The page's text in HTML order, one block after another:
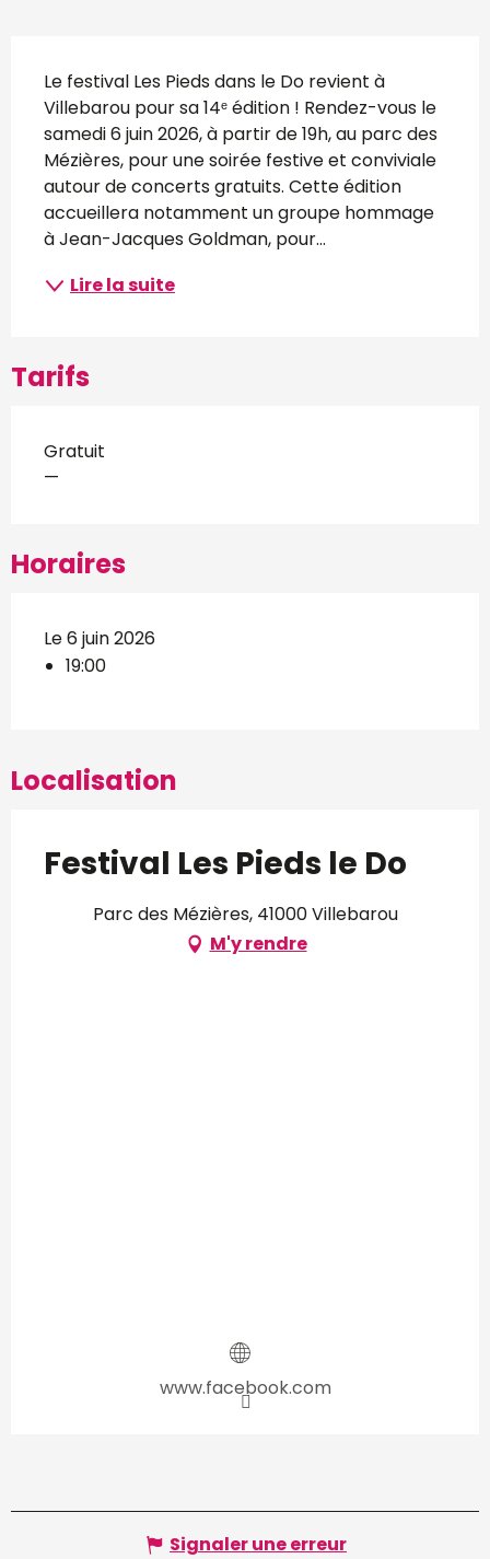
Description
Le festival Les Pieds dans le Do revient à
Villebarou pour sa 14ᵉ édition ! Rendez-vous le
samedi 6 juin 2026, à partir de 19h, au parc des
Mézières, pour une soirée festive et conviviale
autour de concerts gratuits. Cette édition
accueillera notamment un groupe hommage
à Jean-Jacques Goldman, pour...
Lire la suite
Tarifs
Gratuit
—
Horaires
Le 6 juin 2026
19:00
Localisation
Festival Les Pieds le Do
Parc des Mézières, 41000 Villebarou
M'y rendre
www.facebook.com
Signaler une erreur